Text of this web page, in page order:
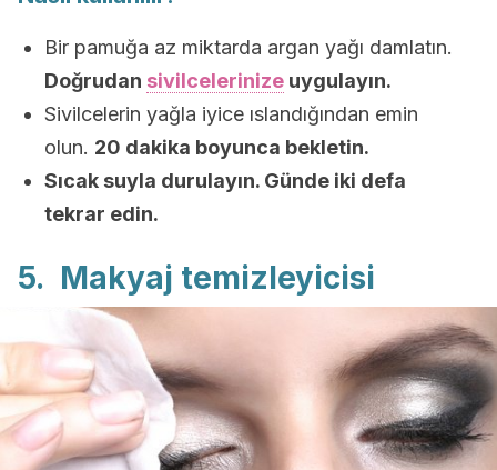
Bir pamuğa az miktarda argan yağı damlatın.
Doğrudan sivilcelerinize uygulayın.
Sivilcelerin yağla iyice ıslandığından emin
olun. 20 dakika boyunca bekletin.
Sıcak suyla durulayın. Günde iki defa
tekrar edin.
5. Makyaj temizleyicisi